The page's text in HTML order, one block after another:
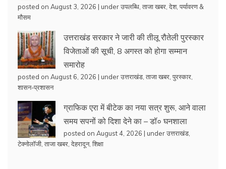
posted on August 3, 2026 | underउपलब्धि ताजा खबर देश, पर्यावरण &
मौसम
उत्तराखंड सरकार ने जारी की तीलू रौतेली पुरस्कार
विजेताओं की सूची, 8 अगस्त को होगा सम्मान
समारोह
posted on August 6, 2026 | underउत्तराखंड ताजा खबर पुरस्कार
शासन-प्रशासन
ग्राफिक एरा में बीटेक का नया सत्र शुरू, आने वाला
समय सपनों को दिशा देने का – डॉ० घनशाला
posted on August 4, 2026 | underउत्तराखंड
टेक्नोलॉजी ताजा खबर देहरादून, शिक्षा